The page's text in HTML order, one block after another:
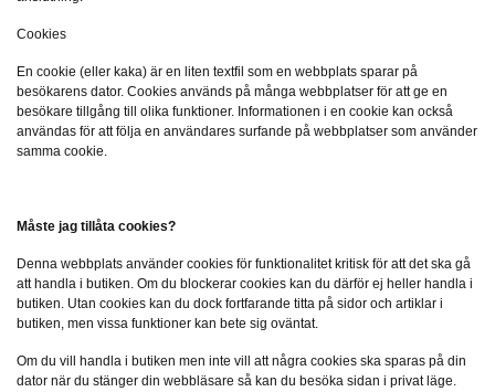
Cookies
En cookie (eller kaka) är en liten textfil som en webbplats sparar på
besökarens dator. Cookies används på många webbplatser för att ge en
besökare tillgång till olika funktioner. Informationen i en cookie kan också
användas för att följa en användares surfande på webbplatser som använder
samma cookie.
Måste jag tillåta cookies?
Denna webbplats använder cookies för funktionalitet kritisk för att det ska gå
att handla i butiken. Om du blockerar cookies kan du därför ej heller handla i
butiken. Utan cookies kan du dock fortfarande titta på sidor och artiklar i
butiken, men vissa funktioner kan bete sig oväntat.
Om du vill handla i butiken men inte vill att några cookies ska sparas på din
dator när du stänger din webbläsare så kan du besöka sidan i privat läge.